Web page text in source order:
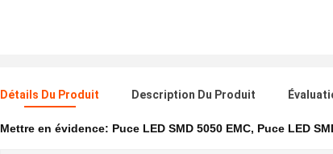
Détails Du Produit Description Du Produit
Mettre en évidence: Puce LED SMD 5050 EMC, Puce LED